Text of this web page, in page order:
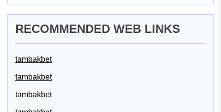
RECOMMENDED WEB LINKS
tambakbet
tambakbet
tambakbet